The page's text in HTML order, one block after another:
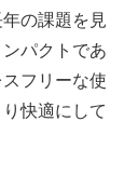
の課題を見
パクトであ
フリーな使
快適にして